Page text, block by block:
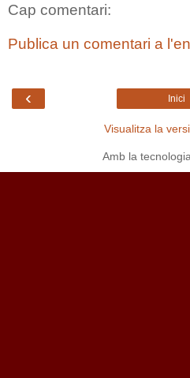
Cap comentari:
Publica un comentari a
‹ Inici
Visualitza la
Amb la